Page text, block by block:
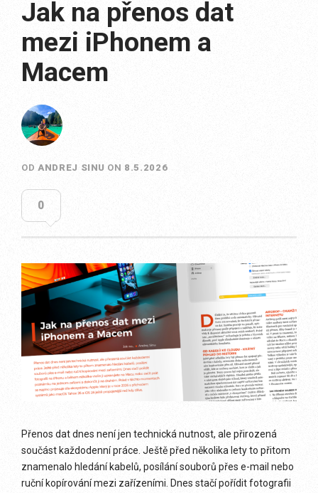
Jak na přenos dat
mezi iPhonem a
Macem
OD ANDREJ SINU ON 8.5.2026
0
Přenos dat dnes není jen technická nutnost, ale přirozená
součást každodenní práce. Ještě před několika lety to přitom
znamenalo hledání kabelů, posílání souborů přes e-mail nebo
ruční kopírování mezi zařízeními. Dnes stačí pořídit fotografii